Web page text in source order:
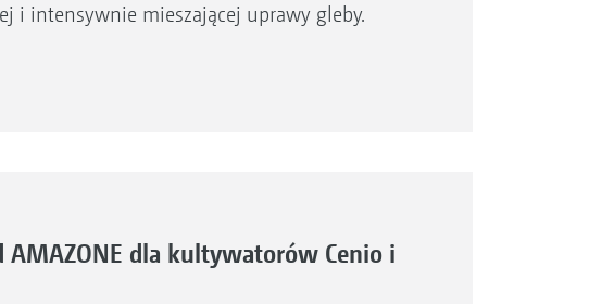
i intensywnie mieszającej uprawy gleby.
AMAZONE dla kultywatorów Cenio i